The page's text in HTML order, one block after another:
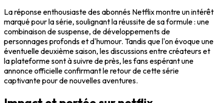
La réponse enthousiaste des abonnés Netflix montre un intérêt
marqué pour la série, soulignant la réussite de sa formule : une
combinaison de suspense, de développements de
personnages profonds et d'humour. Tandis que l'on évoque une
éventuelle deuxième saison, les discussions entre créateurs et
la plateforme sont à suivre de près, les fans espérant une
annonce officielle confirmant le retour de cette série
captivante pour de nouvelles aventures.